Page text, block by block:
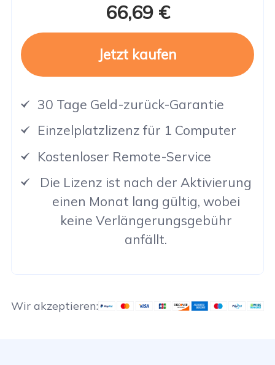
66,69 €
Jetzt kaufen
30 Tage Geld-zurück-Garantie
Einzelplatzlizenz für 1 Computer
Kostenloser Remote-Service
Die Lizenz ist nach der Aktivierung
einen Monat lang gültig, wobei
keine Verlängerungsgebühr
anfällt.
Wir akzeptieren: